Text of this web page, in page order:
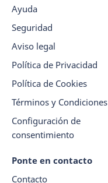
Ayuda
Seguridad
Aviso legal
Política de Privacidad
Política de Cookies
Términos y Condiciones
Configuración de
consentimiento
Ponte en contacto
Contacto